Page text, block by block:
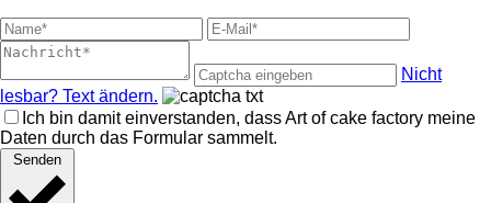
Nicht
lesbar? Text ändern.
Ich bin damit einverstanden, dass Art of cake factory meine
Daten durch das Formular sammelt.
Senden